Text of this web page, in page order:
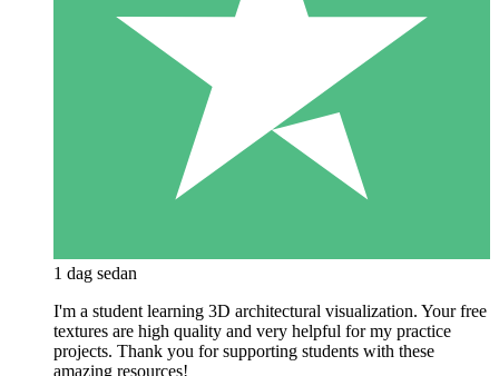
1 dag sedan
I'm a student learning 3D architectural visualization. Your free
textures are high quality and very helpful for my practice
projects. Thank you for supporting students with these
amazing resources!